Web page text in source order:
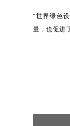
“世界绿色
量，也促进